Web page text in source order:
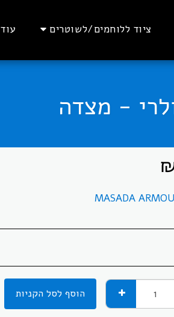
ציוד ללוחמים/לשוטרים עוד
- מצדה
MASADA
הוסף לסל הקניות